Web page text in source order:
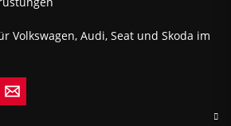
Volkswagen, Audi, Seat und Skoda im